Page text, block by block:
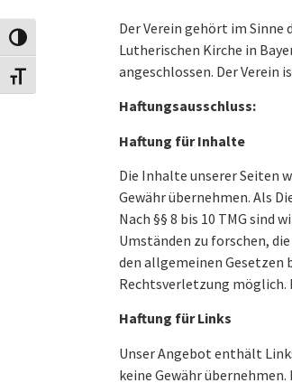
Umschalten auf hohe Kontraste
Schrift vergrößern
Der Verein gehört im Sinne
Lutherischen Kirche in
angeschlossen. Der Verein
Haftungsausschluss:
Haftung für Inhalte
Die Inhalte unserer Seiten
Gewähr übernehmen. Als
Nach §§ 8 bis 10 TMG
Umständen zu forschen,
den allgemeinen Gesetzen
Rechtsverletzung möglich.
Haftung für Links
Unser Angebot enthält
keine Gewähr